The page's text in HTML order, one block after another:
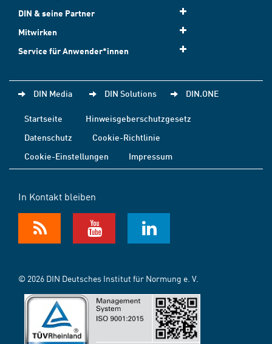
DIN & seine Partner
Mitwirken
Service für Anwender*innen
DIN Media DIN Solutions DIN.ONE
Startseite
Hinweisgeberschutzgesetz
Datenschutz
Cookie-Richtlinie
Cookie-Einstellungen
Impressum
In Kontakt bleiben
© 2026 DIN Deutsches Institut für Normung e. V.